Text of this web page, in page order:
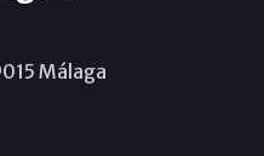
Málaga